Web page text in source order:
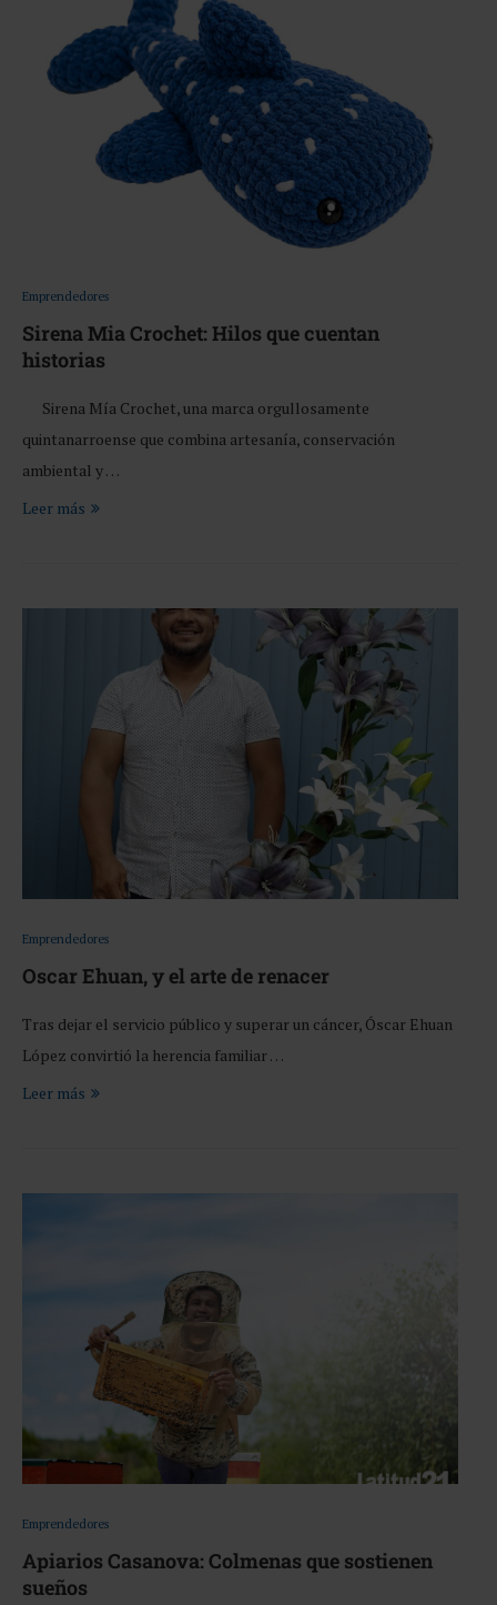
Emprendedores
Sirena Mia Crochet: Hilos que cuentan
historias
Sirena Mía Crochet, una marca orgullosamente
quintanarroense que combina artesanía, conservación
ambiental y …
Leer más
Emprendedores
Oscar Ehuan, y el arte de renacer
Tras dejar el servicio público y superar un cáncer, Óscar Ehuan
López convirtió la herencia familiar …
Leer más
Emprendedores
Apiarios Casanova: Colmenas que sostienen
sueños